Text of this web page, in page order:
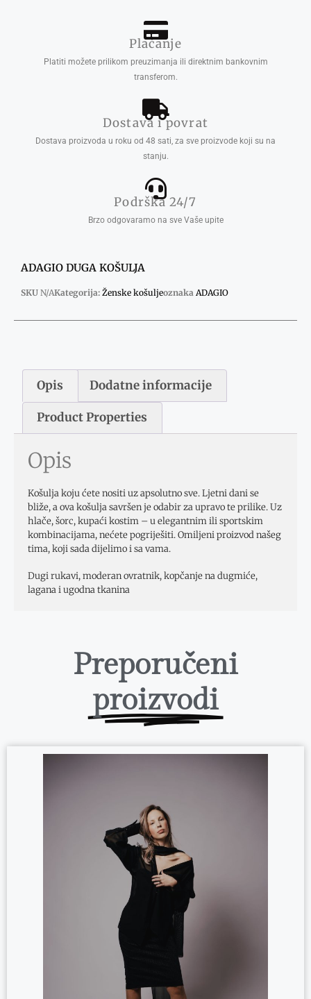
Plaćanje
Platiti možete prilikom preuzimanja ili direktnim bankovnim
transferom.
Dostava i povrat
Dostava proizvoda u roku od 48 sati, za sve proizvode koji su na
stanju.
Podrška 24/7
Brzo odgovaramo na sve Vaše upite
ADAGIO DUGA KOŠULJA
SKU N/AKategorija: Ženske košuljeoznaka ADAGIO
Opis Dodatne informacije
Product Properties
Opis
Košulja koju ćete nositi uz apsolutno sve. Ljetni dani se
bliže, a ova košulja savršen je odabir za upravo te prilike. Uz
hlače, šorc, kupaći kostim – u elegantnim ili sportskim
kombinacijama, nećete pogriješiti. Omiljeni proizvod našeg
tima, koji sada dijelimo i sa vama.
Dugi rukavi, moderan ovratnik, kopčanje na dugmiće,
lagana i ugodna tkanina
Preporučeni
proizvodi